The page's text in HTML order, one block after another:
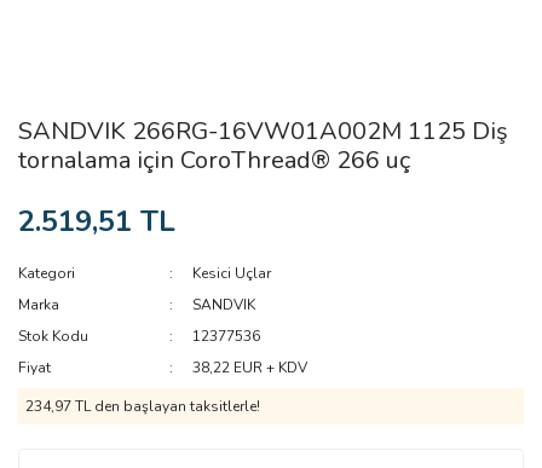
SANDVIK 266RG-16VW01A002M 1125 Diş
tornalama için CoroThread® 266 uç
2.519,51 TL
Kategori
Kesici Uçlar
Marka
SANDVIK
Stok Kodu
12377536
Fiyat
38,22 EUR + KDV
234,97 TL den başlayan taksitlerle!